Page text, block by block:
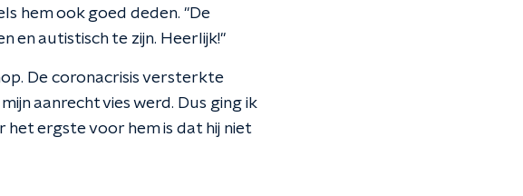
hem ook goed deden. "De
en autistisch te zijn. Heerlijk!"
De coronacrisis versterkte
aanrecht vies werd. Dus ging ik
het ergste voor hem is dat hij niet